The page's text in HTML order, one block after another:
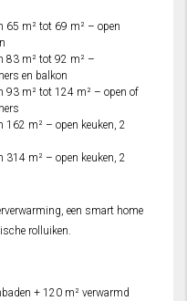
65 m² tot 69 m² – open
83 m² tot 92 m² –
en balkon
93 m² tot 124 m² – open of
162 m² – open keuken, 2
314 m² – open keuken, 2
een smart home
rolluiken.
+ 120 m² verwarmd